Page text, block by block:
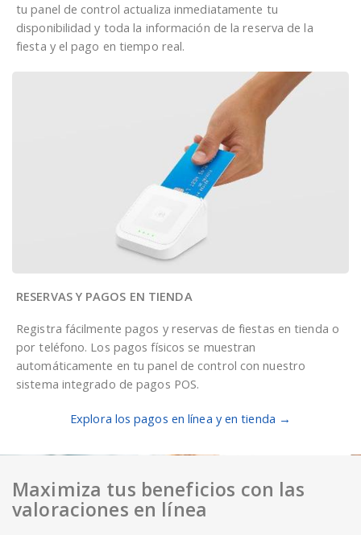
tu panel de control actualiza inmediatamente tu
disponibilidad y toda la información de la reserva de la
fiesta y el pago en tiempo real.
RESERVAS Y PAGOS EN TIENDA
Registra fácilmente pagos y reservas de fiestas en tienda o
por teléfono. Los pagos físicos se muestran
automáticamente en tu panel de control con nuestro
sistema integrado de pagos POS.
Explora los pagos en línea y en tienda →
Maximiza tus beneficios con las
valoraciones en línea